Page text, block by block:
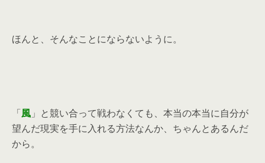
ほんと、そんなことにならないように。
「風 」と競い合って戦わなくても、本当の本当に自分が
望んだ現実を手に入れる方法なんか、ちゃんとあるんだ
から。